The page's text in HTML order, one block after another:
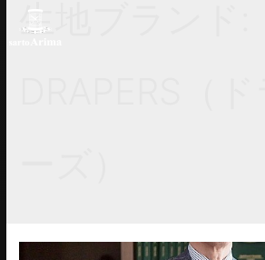
生地ブランド: